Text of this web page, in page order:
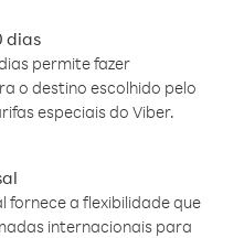
dias
permite fazer
o destino escolhido pelo
especiais do Viber.
fornece a flexibilidade que
internacionais para